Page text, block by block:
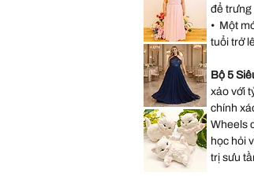
để trưng
• Một
tuổi trở
Bộ 5
xảo với
chính
Wheels
học hỏi
trị sưu
Sparkly
Sequin
Prom
Party
Dress
Size
11
Hayley
Paige
Pink
Occasions
Wedding
Gown
Dress
size
14
Lulus
Sequin
Chiffon
Halter
Matte
Navy
Long
Dress